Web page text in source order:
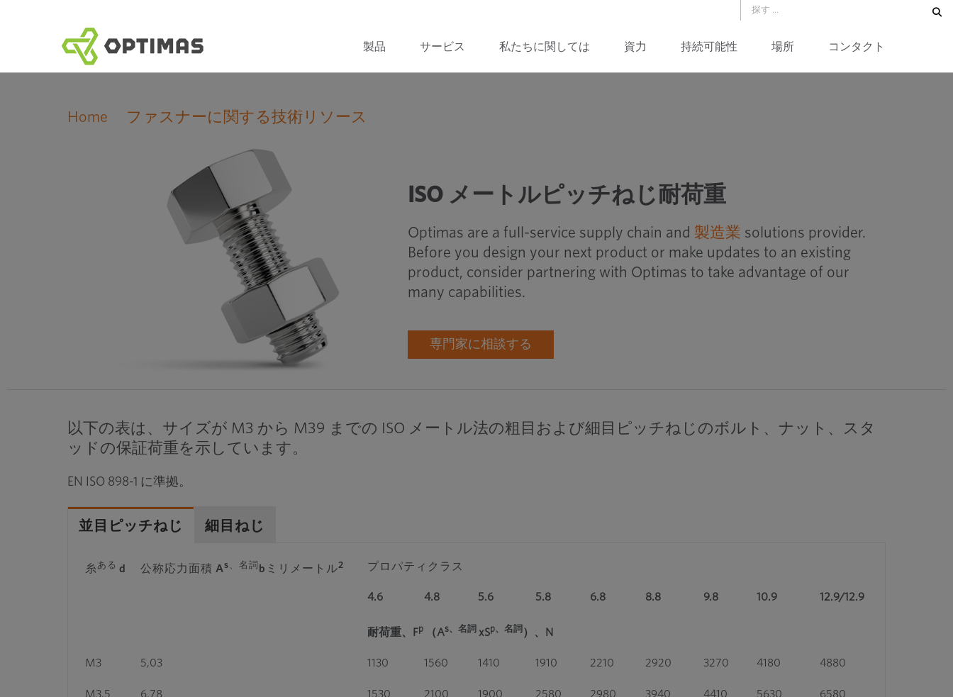
ン
製品 サービス 私たちに関しては 資力 持続可能性 場所 コンタクト
Home ファスナーに関する技術リソース
ISO メートルピッチねじ耐荷重
Optimas are a full-service supply chain and 製造業 solutions provider.
Before you design your next product or make updates to an existing
product, consider partnering with Optimas to take advantage of our
many capabilities.
専門家に相談する
以下の表は、サイズが M3 から M39 までの ISO メートル法の粗目および細目ピッチねじのボルト、ナット、スタ
ッドの保証荷重を示しています。
EN ISO 898-1 に準拠。
並目ピッチねじ 細目ねじ
糸 ある d 公称応力面積 As、名詞 bミリメートル2 プロパティクラス
4.6 4.8 5.6 5.8 6.8 8.8 9.8 10.9 12.9/12.9
耐荷重、Fp（As、名詞xSp、名詞）、N
M3 5,03 1130 1560 1410 1910 2210 2920 3270 4180 4880
M3,5 6,78 1530 2100 1900 2580 2980 3940 4410 5630 6580